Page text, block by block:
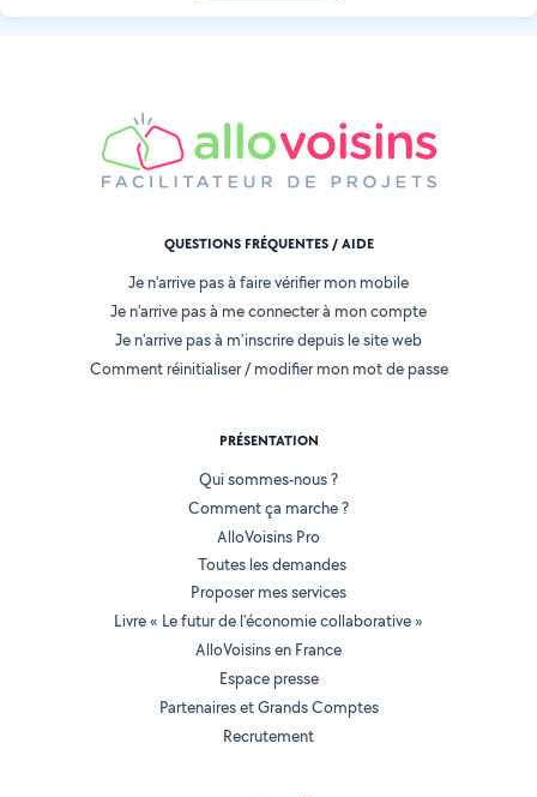
QUESTIONS FRÉQUENTES / AIDE
Je n'arrive pas à faire vérifier mon mobile
Je n'arrive pas à me connecter à mon compte
Je n'arrive pas à m'inscrire depuis le site web
Comment réinitialiser / modifier mon mot de passe
PRÉSENTATION
Qui sommes-nous ?
Comment ça marche ?
AlloVoisins Pro
Toutes les demandes
Proposer mes services
Livre « Le futur de l'économie collaborative »
AlloVoisins en France
Espace presse
Partenaires et Grands Comptes
Recrutement